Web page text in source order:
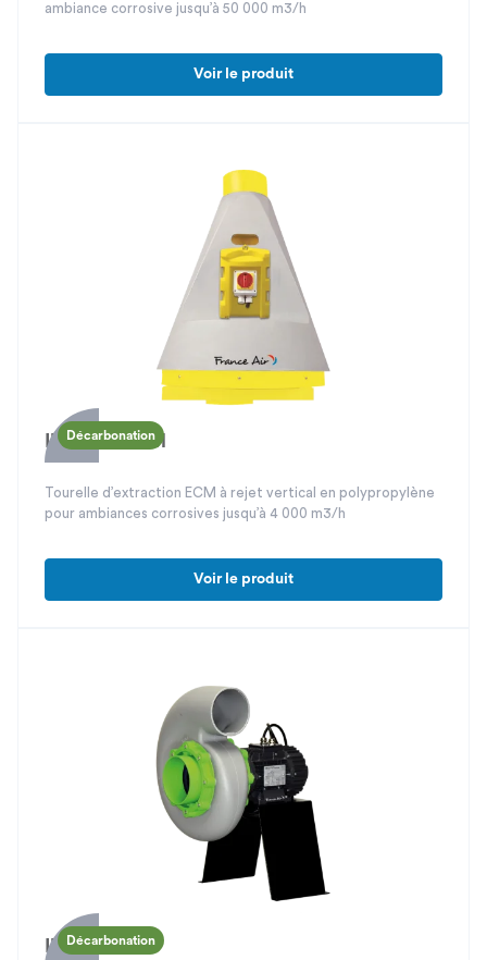
ambiance corrosive jusqu’à 50 000 m3/h
Voir le produit
Décarbonation
Ibiza RV ECM
Tourelle d’extraction ECM à rejet vertical en polypropylène
pour ambiances corrosives jusqu’à 4 000 m3/h
Voir le produit
Décarbonation
Ibiza ECM